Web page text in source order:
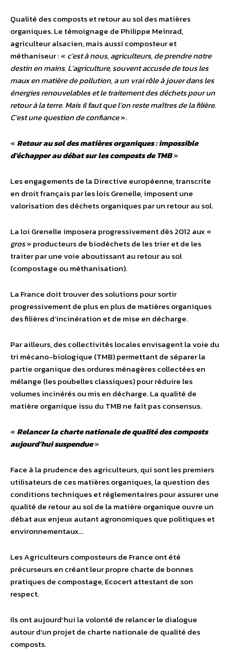
Qualité des composts et retour au sol des matières
organiques. Le témoignage de Philippe Meinrad,
agriculteur alsacien, mais aussi composteur et
méthaniseur : « c’est à nous, agriculteurs, de prendre notre
destin en mains. L’agriculture, souvent accusée de tous les
maux en matière de pollution, a un vrai rôle à jouer dans les
énergies renouvelables et le traitement des déchets pour un
retour à la terre. Mais il faut que l’on reste maîtres de la filière.
C’est une question de confiance».
«Retour au sol des matières organiques : impossible
d’échapper au débat sur les composts de TMB»
Les engagements de la Directive européenne, transcrite
en droit français par les lois Grenelle, imposent une
valorisation des déchets organiques par un retour au sol.
La loi Grenelle imposera progressivement dès 2012 aux «
gros» producteurs de biodéchets de les trier et de les
traiter par une voie aboutissant au retour au sol
(compostage ou méthanisation).
La France doit trouver des solutions pour sortir
progressivement de plus en plus de matières organiques
des filières d’incinération et de mise en décharge.
Par ailleurs, des collectivités locales envisagent la voie du
tri mécano-biologique (TMB) permettant de séparer la
partie organique des ordures ménagères collectées en
mélange (les poubelles classiques) pour réduire les
volumes incinérés ou mis en décharge. La qualité de
matière organique issu du TMB ne fait pas consensus.
«Relancer la charte nationale de qualité des composts
aujourd’hui suspendue»
Face à la prudence des agriculteurs, qui sont les premiers
utilisateurs de ces matières organiques, la question des
conditions techniques et réglementaires pour assurer une
qualité de retour au sol de la matière organique ouvre un
débat aux enjeux autant agronomiques que politiques et
environnementaux…
Les Agriculteurs composteurs de France ont été
précurseurs en créant leur propre charte de bonnes
pratiques de compostage, Ecocert attestant de son
respect.
Ils ont aujourd’hui la volonté de relancer le dialogue
autour d’un projet de charte nationale de qualité des
composts.